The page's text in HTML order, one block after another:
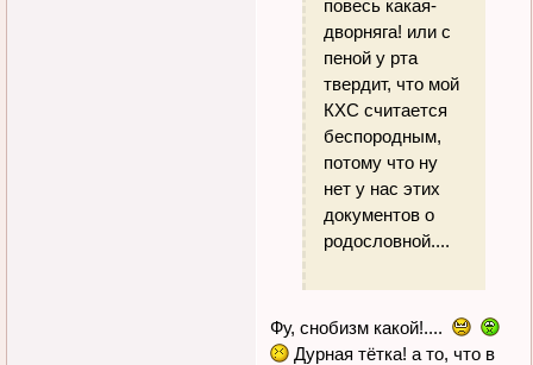
повесь какая-
дворняга! или с
пеной у рта
твердит, что мой
КХС считается
беспородным,
потому что ну
нет у нас этих
документов о
родословной....
Фу, снобизм какой!....
Дурная тётка! а то, что в